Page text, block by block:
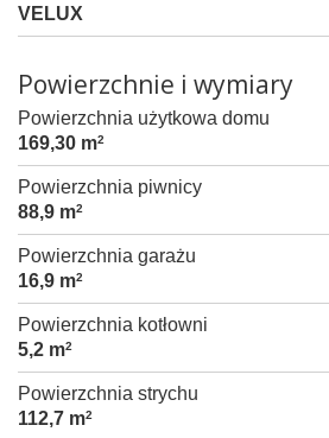
VELUX
Powierzchnie i wymiary
Powierzchnia użytkowa domu
169,30 m2
Powierzchnia piwnicy
88,9 m2
Powierzchnia garażu
16,9 m2
Powierzchnia kotłowni
5,2 m2
Powierzchnia strychu
112,7 m2